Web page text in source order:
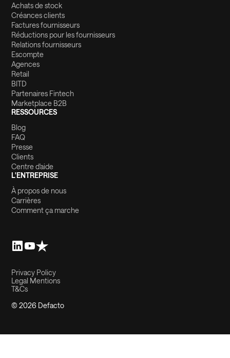
Achats de stock
Créances clients
Factures fournisseurs
Réductions pour les fournisseurs
Relations fournisseurs
Escompte
Agences
Retail
BITD
Partenaires Fintech
Marketplace B2B
RESSOURCES
Blog
FAQ
Presse
Clients
Centre d'aide
L'ENTREPRISE
À propos de nous
Carrières
Comment ça marche
© 2026 Defacto
Privacy Policy
Legal Mentions
T&Cs